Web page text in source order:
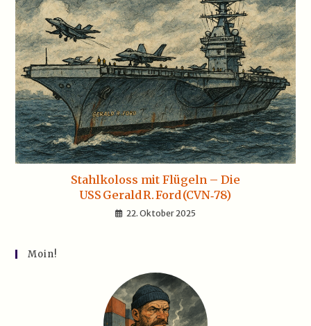
Stahlkoloss mit Flügeln – Die
USS Gerald R. Ford (CVN‑78)
22. Oktober 2025
Moin!